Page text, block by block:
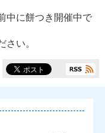
中に餅つき開催中で
さい。